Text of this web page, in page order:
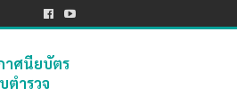
าศนียบัตร
ตำรวจ